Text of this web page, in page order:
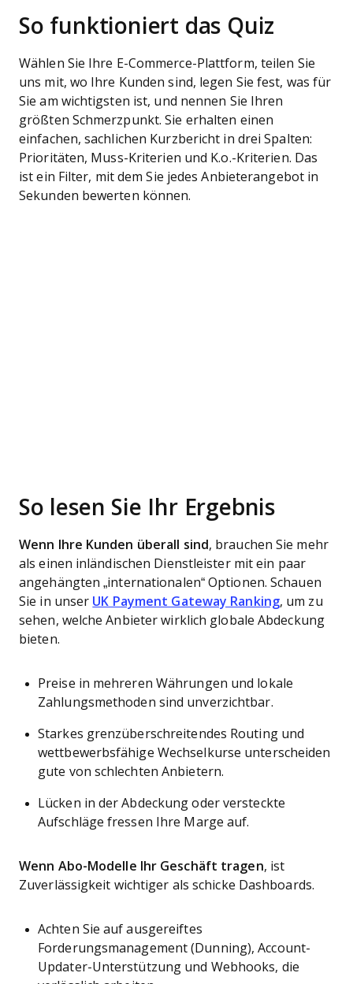
So funktioniert das Quiz
Wählen Sie Ihre E-Commerce-Plattform, teilen Sie
uns mit, wo Ihre Kunden sind, legen Sie fest, was für
Sie am wichtigsten ist, und nennen Sie Ihren
größten Schmerzpunkt. Sie erhalten einen
einfachen, sachlichen Kurzbericht in drei Spalten:
Prioritäten, Muss-Kriterien und K.o.-Kriterien. Das
ist ein Filter, mit dem Sie jedes Anbieterangebot in
Sekunden bewerten können.
So lesen Sie Ihr Ergebnis
Wenn Ihre Kunden überall sind , brauchen Sie mehr
als einen inländischen Dienstleister mit ein paar
angehängten „internationalen“ Optionen. Schauen
Sie in unser UK Payment Gateway Ranking, um zu
sehen, welche Anbieter wirklich globale Abdeckung
bieten.
Preise in mehreren Währungen und lokale
Zahlungsmethoden sind unverzichtbar.
Starkes grenzüberschreitendes Routing und
wettbewerbsfähige Wechselkurse unterscheiden
gute von schlechten Anbietern.
Lücken in der Abdeckung oder versteckte
Aufschläge fressen Ihre Marge auf.
Wenn Abo-Modelle Ihr Geschäft tragen, ist
Zuverlässigkeit wichtiger als schicke Dashboards.
Achten Sie auf ausgereiftes
Forderungsmanagement (Dunning), Account-
Updater-Unterstützung und Webhooks, die